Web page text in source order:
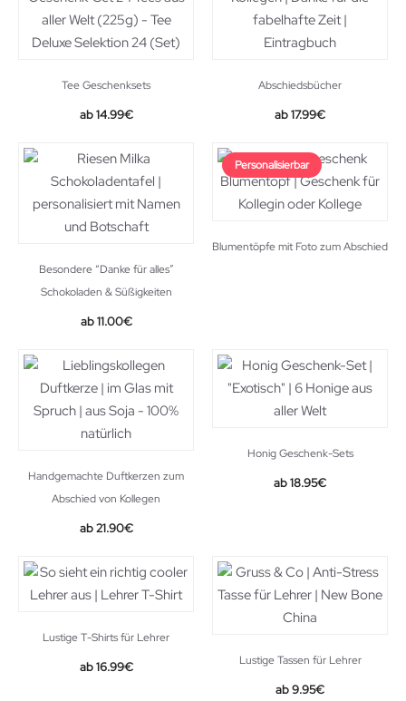
Tee Geschenksets
14.99€
Abschiedsbücher
17.99€
Besondere “Danke für alles”
Schokoladen & Süßigkeiten
Original
was:
12.00€.
11.00€Current
is:
11.00€.
Personalisierbar
Blumentöpfe mit Foto zum Abschied
Handgemachte Duftkerzen zum
Abschied von Kollegen
21.90€
Honig Geschenk-Sets
18.95€
Lustige T-Shirts für Lehrer
16.99€ Lustige Tassen für Lehrer
9.95€